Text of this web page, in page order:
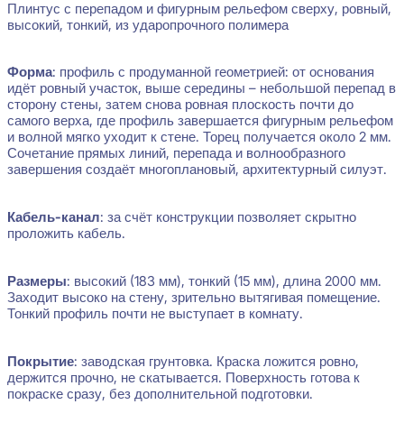
Плинтус с перепадом и фигурным рельефом сверху, ровный,
высокий, тонкий, из ударопрочного полимера
Форма: профиль с продуманной геометрией: от основания
идёт ровный участок, выше середины – небольшой перепад в
сторону стены, затем снова ровная плоскость почти до
самого верха, где профиль завершается фигурным рельефом
и волной мягко уходит к стене. Торец получается около 2 мм.
Сочетание прямых линий, перепада и волнообразного
завершения создаёт многоплановый, архитектурный силуэт.
Кабель-канал: за счёт конструкции позволяет скрытно
проложить кабель.
Размеры: высокий (183 мм), тонкий (15 мм), длина 2000 мм.
Заходит высоко на стену, зрительно вытягивая помещение.
Тонкий профиль почти не выступает в комнату.
Покрытие: заводская грунтовка. Краска ложится ровно,
держится прочно, не скатывается. Поверхность готова к
покраске сразу, без дополнительной подготовки.